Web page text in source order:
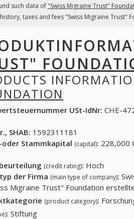
such data of "Swiss Migraine Trust"
taxes and fees "Swiss Migraine Trust"
USt-IdNr: CHE-
SHAB: 1592311181
oder Stammkapital (capital): 228,000
(credit rating): Hoch
der Firma (main type of company):
Migraine Trust" Foundation
(product category):
: Stiftung